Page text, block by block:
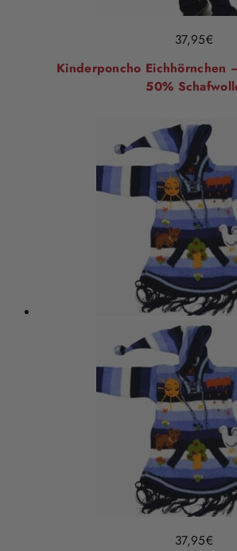
37,95€
Kinderponcho Eichhörnchen
50%
37,95€